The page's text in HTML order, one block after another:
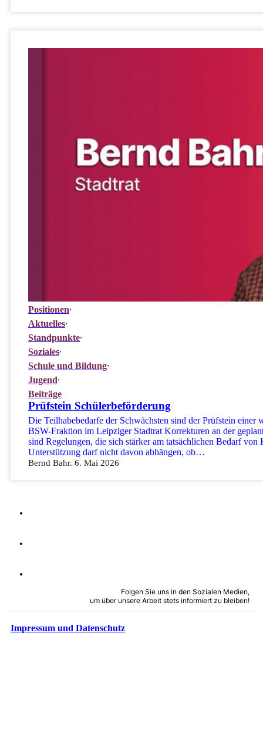
Positionen
Aktuelles
Standpunkte
Soziales
Schule und Bildung
Jugend
Beiträge
Prüfstein Schülerbeförderung
Die Teilhabebedarfe der Schwächsten sind der Prüfstein
BSW-Fraktion im Leipziger Stadtrat Korrekturen an der
sind Regelungen, die sich stärker am tatsächlichen Bedarf
Unterstützung darf nicht davon abhängen, ob…
Bernd Bahr. 6. Mai 2026
Folgen Sie uns in den Sozialen Medien,
um über unsere Arbeit stets informiert zu bleiben!
Impressum und Datenschutz